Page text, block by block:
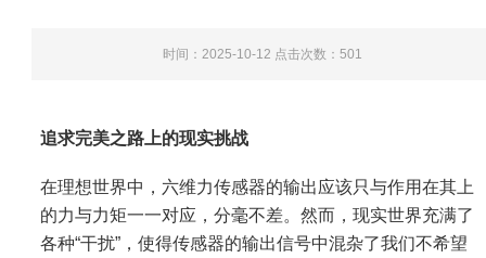
时间：2025-10-12 点击次数：501
追求完美之路上的现实挑战
在理想世界中，六维力传感器的输出应该只与作用在其上
的力与力矩一一对应，分毫不差。然而，现实世界充满了
各种“干扰”，使得传感器的输出信号中混杂了我们不希望